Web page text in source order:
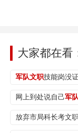
大家都在看
军队文职技能岗没
网上到处说自己军
放弃市局科长考文